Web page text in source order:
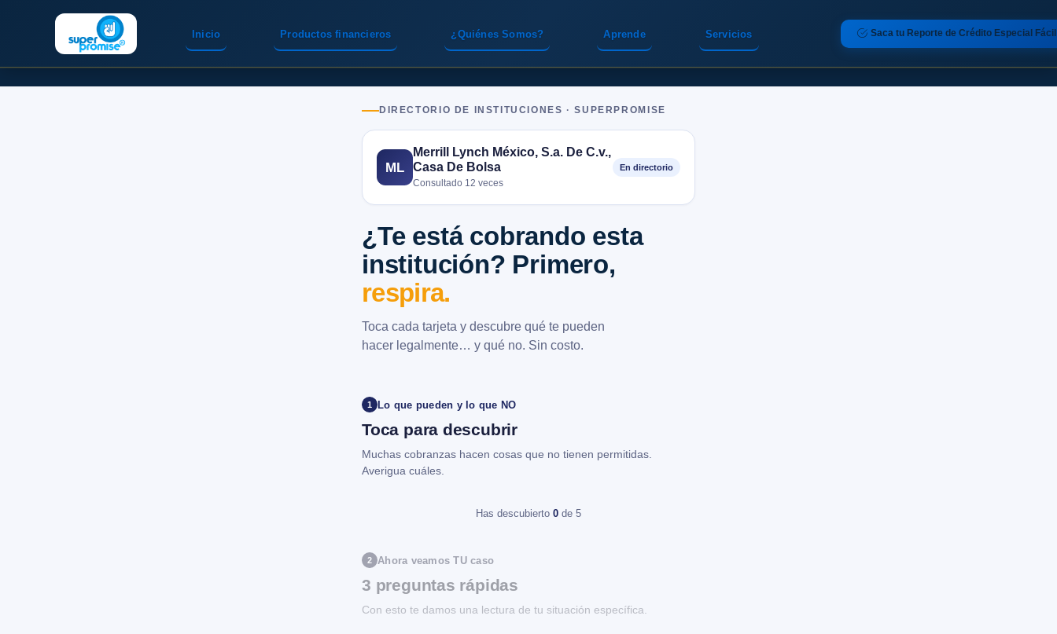
Inicio Servicios
Productos financieros ¿Quiénes Somos? Aprende Saca tu Reporte de Crédito Especial Fácil
DIRECTORIO DE INSTITUCIONES · SUPERPROMISE
ML
Merrill Lynch México, S.a. De C.v.,
Casa De Bolsa
Consultado 12 veces
En directorio
¿Te está cobrando esta
institución? Primero,
respira.
Toca cada tarjeta y descubre qué te pueden
hacer legalmente… y qué no. Sin costo.
1 Lo que pueden y lo que NO
Toca para descubrir
Muchas cobranzas hacen cosas que no tienen permitidas.
Averigua cuáles.
Has descubierto 0 de 5
2 Ahora veamos TU caso
3 preguntas rápidas
Con esto te damos una lectura de tu situación específica.